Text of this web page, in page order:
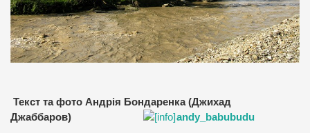
Текст та фото Андрія Бондаренка (Джихад
Джаббаров)
andy_babubudu